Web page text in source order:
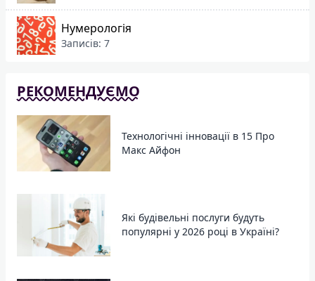
Нумерологія
Записів: 7
РЕКОМЕНДУЄМО
Технологічні інновації в 15 Про
Макс Айфон
Які будівельні послуги будуть
популярні у 2026 році в Україні?